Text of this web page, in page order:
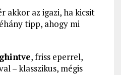
akkor az igazi, ha kicsit
tipp, ahogy mi
, friss eperrel,
– klasszikus, mégis